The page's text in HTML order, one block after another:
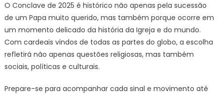
O Conclave de 2025 é histórico não apenas pela sucessão
de um Papa muito querido, mas também porque ocorre em
um momento delicado da história da Igreja e do mundo.
Com cardeais vindos de todas as partes do globo, a escolha
refletirá não apenas questões religiosas, mas também
sociais, políticas e culturais.
Prepare-se para acompanhar cada sinal e movimento até